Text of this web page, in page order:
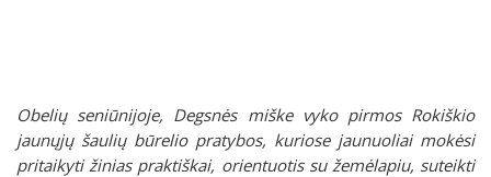
Obelių seniūnijoje, Degsnės miške vyko pirmos Rokiškio
jaunųjų šaulių būrelio pratybos, kuriose jaunuoliai mokėsi
pritaikyti žinias praktiškai, orientuotis su žemėlapiu, suteikti